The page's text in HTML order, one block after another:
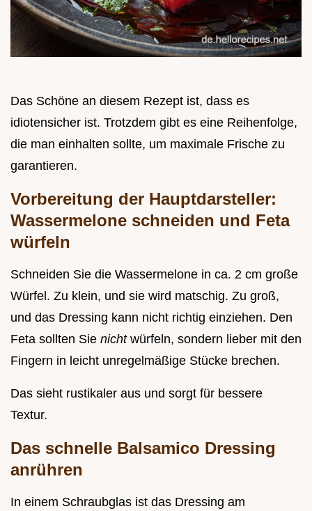
Das Schöne an diesem Rezept ist, dass es
idiotensicher ist. Trotzdem gibt es eine Reihenfolge,
die man einhalten sollte, um maximale Frische zu
garantieren.
Vorbereitung der Hauptdarsteller:
Wassermelone schneiden und Feta
würfeln
Schneiden Sie die Wassermelone in ca. 2 cm große
Würfel. Zu klein, und sie wird matschig. Zu groß,
und das Dressing kann nicht richtig einziehen. Den
Feta sollten Sie nicht würfeln, sondern lieber mit den
Fingern in leicht unregelmäßige Stücke brechen.
Das sieht rustikaler aus und sorgt für bessere
Textur.
Das schnelle Balsamico Dressing
anrühren
In einem Schraubglas ist das Dressing am